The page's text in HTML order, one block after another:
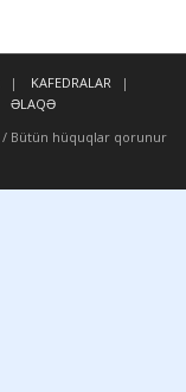
KAFEDRALAR
ƏLAQƏ
/ Bütün hüquqlar qorunur